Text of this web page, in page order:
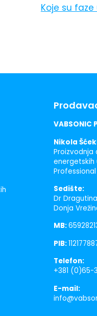
Next
Koje su
VABSONIC
Nikola
Proizvodnja
energetskih
Professional
Sedište:
Dr
Donja
MB:
PIB:
Telefon:
+381
E-mail: